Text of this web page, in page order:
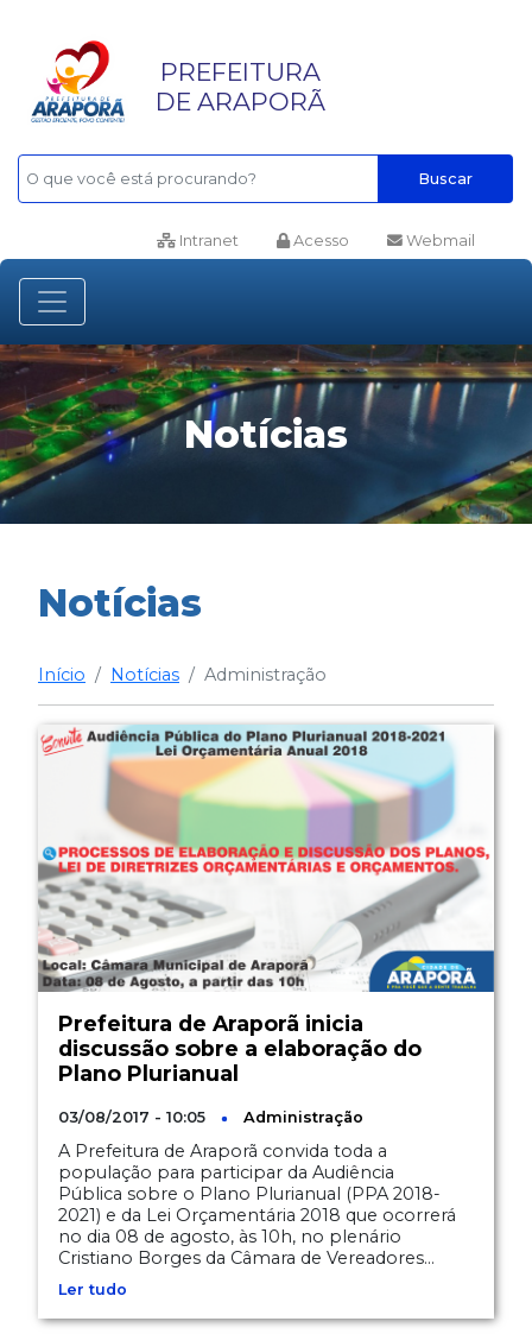
PREFEITURA
DE ARAPORÃ
Buscar
Intranet Acesso Webmail
Notícias
Notícias
Início Notícias Administração
Prefeitura de Araporã inicia
discussão sobre a elaboração do
Plano Plurianual
03/08/2017 - 10:05 Administração
A Prefeitura de Araporã convida toda a
população para participar da Audiência
Pública sobre o Plano Plurianual (PPA 2018-
2021) e da Lei Orçamentária 2018 que ocorrerá
no dia 08 de agosto, às 10h, no plenário
Cristiano Borges da Câmara de Vereadores...
Ler tudo